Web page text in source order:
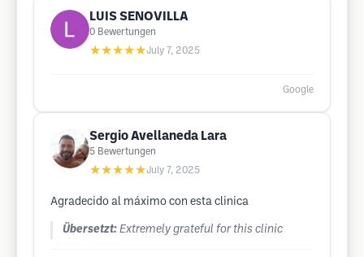
LUIS SENOVILLA
0 Bewertungen
★★★★★July 7, 2025
Google
Sergio Avellaneda Lara
5 Bewertungen
★★★★★July 7, 2025
Agradecido al máximo con esta clinica
Übersetzt: Extremely grateful for this clinic